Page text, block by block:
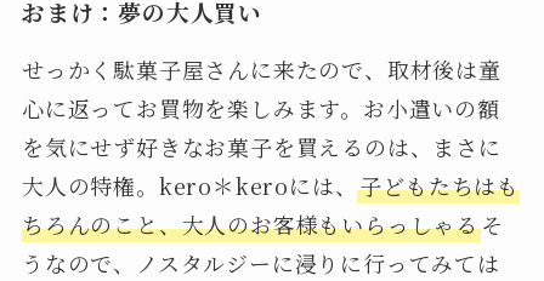
おまけ：夢の大人買い
せっかく駄菓子屋さんに来たので、取材後は童
心に返ってお買物を楽しみます。お小遣いの額
を気にせず好きなお菓子を買えるのは、まさに
大人の特権。kero＊keroには、子どもたちはも
ちろんのこと、大人のお客様もいらっしゃるそ
うなので、ノスタルジーに浸りに行ってみては